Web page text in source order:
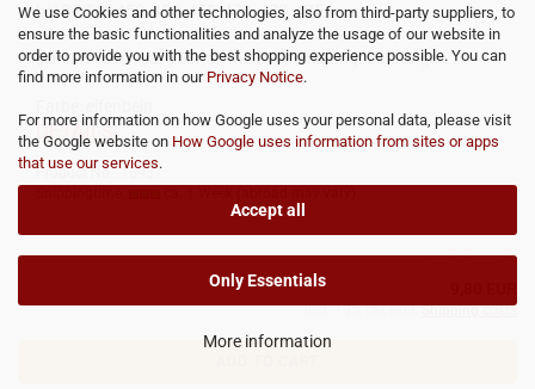
We use Cookies and other technologies, also from third-party suppliers, to
ensure the basic functionalities and analyze the usage of our website in
order to provide you with the best shopping experience possible. You can
find more information in our Privacy Notice.
For more information on how Google uses your personal data, please visit
the Google website on How Google uses information from sites or apps
that use our services.
Accept all
Only Essentials
More information
bei CZ Typ 450, 453, 455, 470, 473, 475.
Durchmesser: ca. 108mm mit 6 Befestigungsbohrungen
DETAILS
Product No.: 16957
incl. 19% tax excl.Shipping costs